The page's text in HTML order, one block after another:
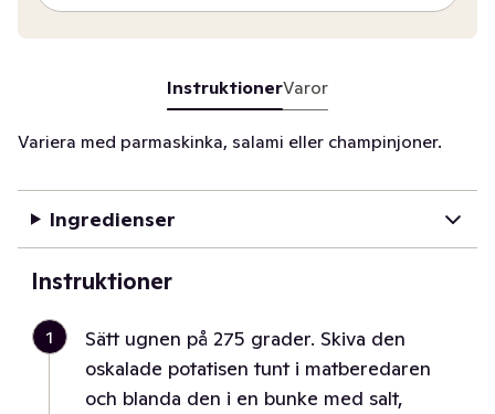
InstruktionerVaror
Variera med parmaskinka, salami eller champinjoner.
Ingredienser
Instruktioner
1
Sätt ugnen på 275 grader. Skiva den
oskalade potatisen tunt i matberedaren
och blanda den i en bunke med salt,